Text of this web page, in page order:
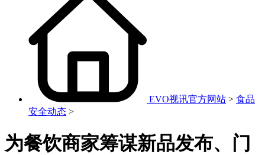
EVO视讯官方网站 > 食品
安全动态 >
为餐饮商家筹谋新品发布、门